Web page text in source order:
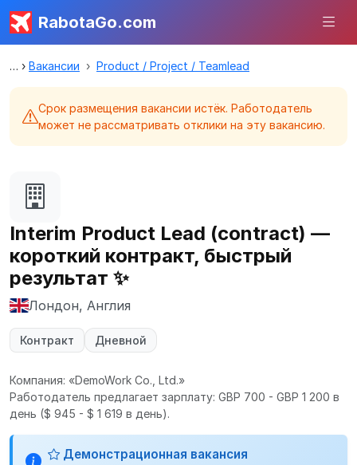
RabotaGo.com
Вакансии Product / Project / Teamlead
Срок размещения вакансии истёк. Работодатель
может не рассматривать отклики на эту вакансию.
Interim Product Lead (contract) —
короткий контракт, быстрый
результат ✨
Лондон, Англия
Контракт Дневной
Компания: «DemoWork Co., Ltd.»
Работодатель предлагает зарплату: GBP 700 - GBP 1 200 в
день ($ 945 - $ 1 619 в день).
Демонстрационная вакансия